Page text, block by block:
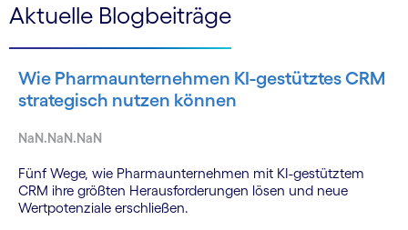
Aktuelle Blogbeiträge
Wie Pharmaunternehmen KI-gestütztes CRM
strategisch nutzen können
NaN.NaN.NaN
Fünf Wege, wie Pharmaunternehmen mit KI-gestütztem
CRM ihre größten Herausforderungen lösen und neue
Wertpotenziale erschließen.